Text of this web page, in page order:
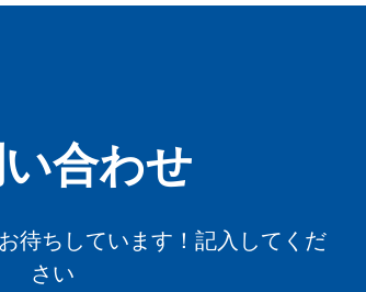
合わせ
待ちしています！記入してくだ
さい